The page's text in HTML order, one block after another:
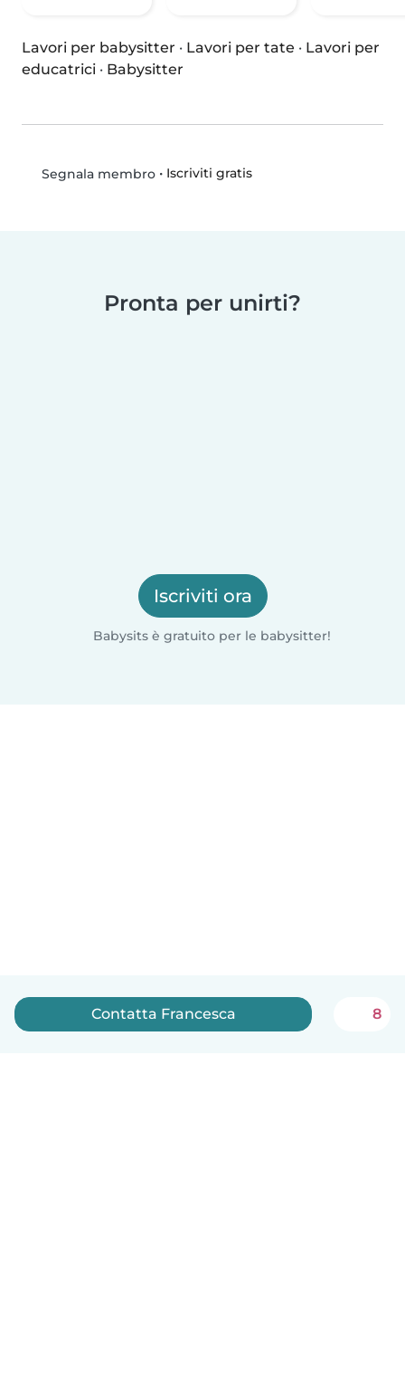
Lavori per babysitter · Lavori per tate · Lavori per
educatrici · Babysitter
Segnala membro• Iscriviti gratis
Pronta per unirti?
Iscriviti ora
Babysits è gratuito per le babysitter!
Contatta Francesca 8